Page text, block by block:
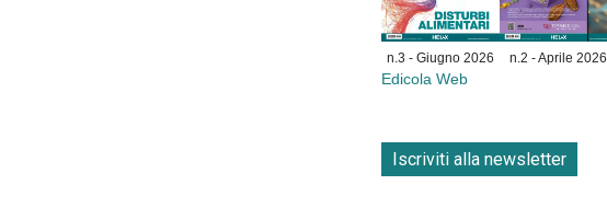
n.3 - Giugno 2026 n.2 - Aprile 2026
Edicola Web
Iscriviti alla newsletter